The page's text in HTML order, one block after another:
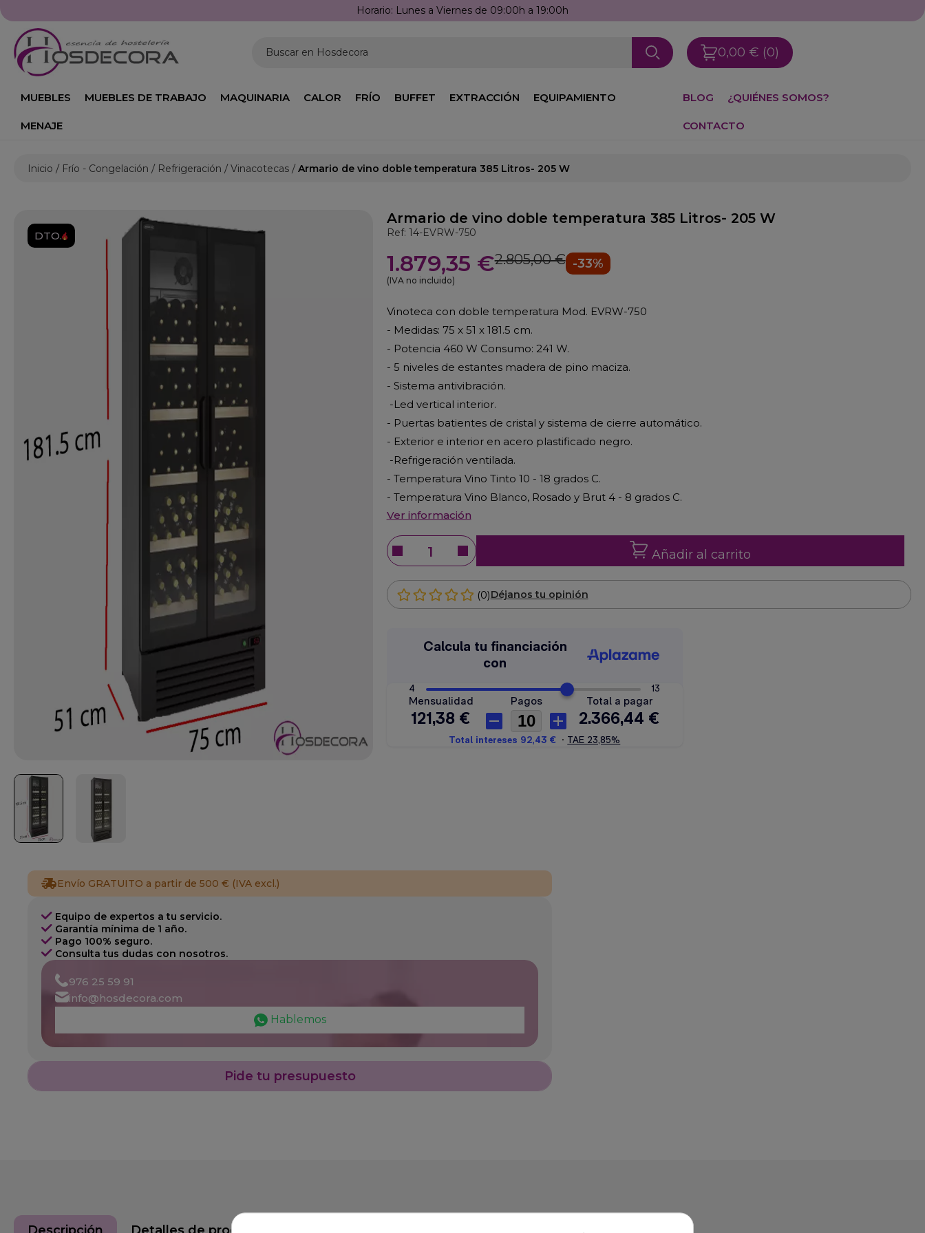
Horario: Lunes a Viernes de 09:00h a 19:00h
Buscar en Hosdecora 0,00 € (0)
MUEBLES MUEBLES DE TRABAJO MAQUINARIA CALOR FRÍO BUFFET EXTRACCIÓN EQUIPAMIENTO
MENAJE
BLOG ¿QUIÉNES SOMOS?
CONTACTO
Inicio Frío - Congelación Refrigeración Vinacotecas Armario de vino doble temperatura 385 Litros- 205 W
DTO.
Armario de vino doble temperatura 385 Litros- 205 W
Ref: 14-EVRW-750
1.879,35 €2.805,00 € -33%
(IVA no incluido)
Vinoteca con doble temperatura Mod. EVRW-750
- Medidas: 75 x 51 x 181.5 cm.
- Potencia 460 W Consumo: 241 W.
- 5 niveles de estantes madera de pino maciza.
- Sistema antivibración.
-Led vertical interior.
- Puertas batientes de cristal y sistema de cierre automático.
- Exterior e interior en acero plastificado negro.
-Refrigeración ventilada.
- Temperatura Vino Tinto 10 - 18 grados C.
- Temperatura Vino Blanco, Rosado y Brut 4 - 8 grados C.
Ver información
Añadir al carrito
(0)Déjanos tu opinión
Envío GRATUITO a partir de 500 € (IVA excl.)
Equipo de expertos a tu servicio.
Garantía mínima de 1 año.
Pago 100% seguro.
Consulta tus dudas con nosotros.
976 25 59 91
info@hosdecora.com
Hablemos
Pide tu presupuesto